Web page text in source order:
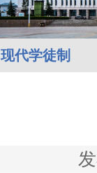
现代学徒制